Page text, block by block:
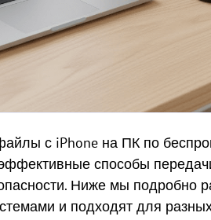
с iPhone на ПК по
способы
Ниже мы подробно
и подходят для